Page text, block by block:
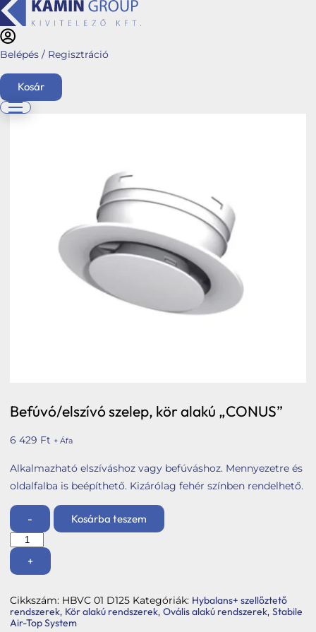
Belépés / Regisztráció
Kosár
Kéménymagasítás
Hybalans+ hővisszanyerős szellőzés
Rólunk
Webshop
Kapcsolat
Belépés / Regisztráció
Kör alakú rendszerek
Befúvó/elszívó szelep, kör alakú „CONUS”
6 429 Ft + Áfa
Alkalmazható elszíváshoz vagy befúváshoz. Mennyezetre és
oldalfalba is beépíthető. Kizárólag fehér színben rendelhető.
-
Befúvó/elszívó
szelep,
alakú
mennyiség
+
Kosárba teszem
Cikkszám: HBVC 01 D125 Kategóriák: Hybalans+ szellőztető
rendszerek, Kör alakú rendszerek, Ovális alakú rendszerek, Stabile
Air-Top System